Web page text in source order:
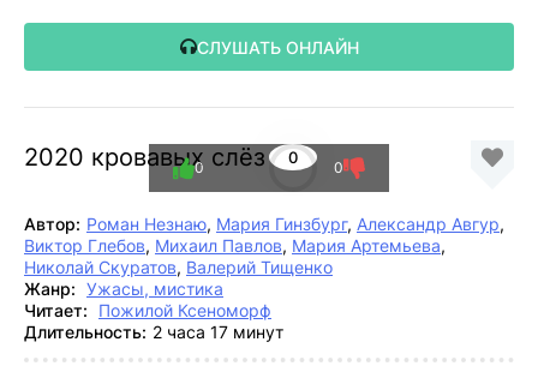
СЛУШАТЬ ОНЛАЙН
2020 кровавых слёз 0
0 0
Автор: Роман Незнаю, Мария Гинзбург, Александр Авгур,
Виктор Глебов, Михаил Павлов, Мария Артемьева,
Николай Скуратов, Валерий Тищенко
Жанр: Ужасы, мистика
Читает:
Пожилой Ксеноморф
Длительность: 2 часа 17 минут